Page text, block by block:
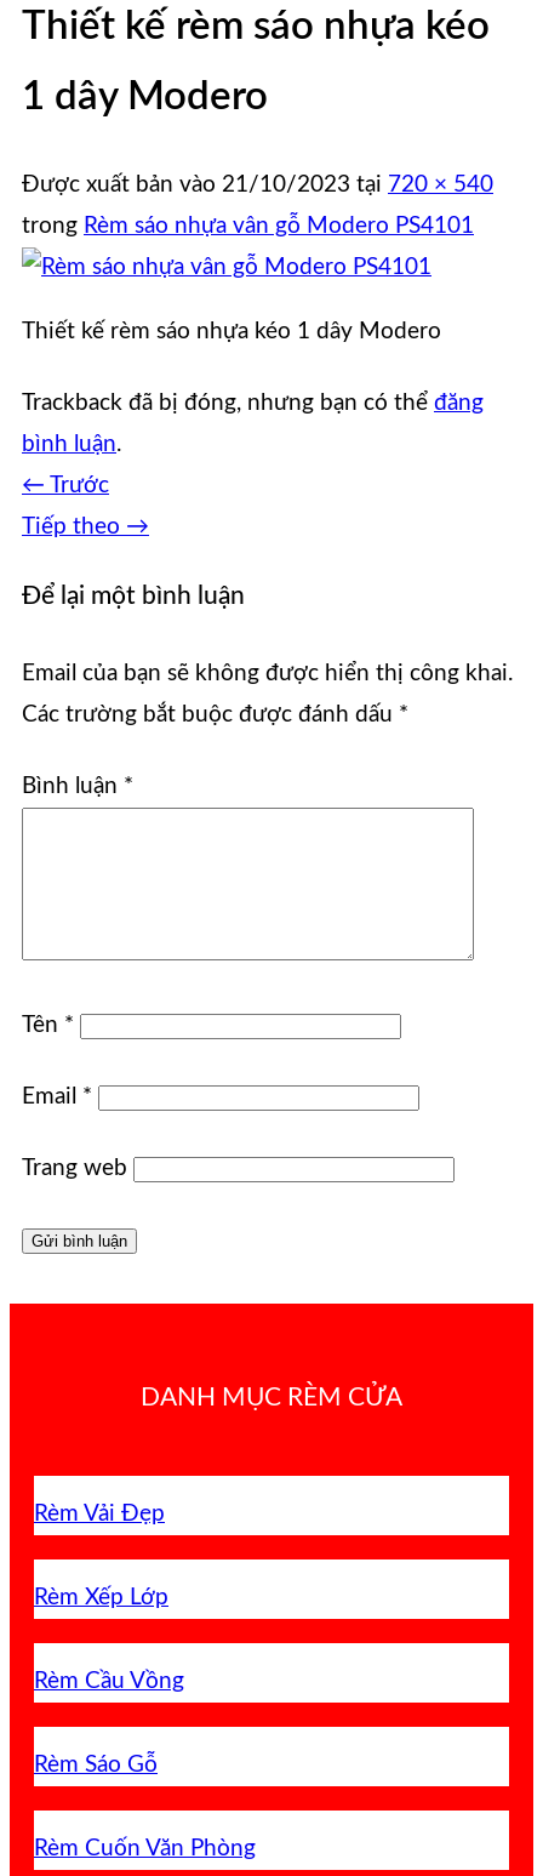
Thiết kế rèm sáo nhựa kéo
1 dây Modero
Được xuất bản vào 21/10/2023 tại 720 × 540
trong Rèm sáo nhựa vân gỗ Modero PS4101
Thiết kế rèm sáo nhựa kéo 1 dây Modero
Trackback đã bị đóng, nhưng bạn có thể đăng
bình luận.
← Trước
Tiếp theo →
Để lại một bình luận
Email của bạn sẽ không được hiển thị công khai.
Các trường bắt buộc được đánh dấu *
Bình luận *
Tên *
Email *
Trang web
DANH MỤC RÈM CỬA
Rèm Vải Đẹp
Rèm Xếp Lớp
Rèm Cầu Vồng
Rèm Sáo Gỗ
Rèm Cuốn Văn Phòng